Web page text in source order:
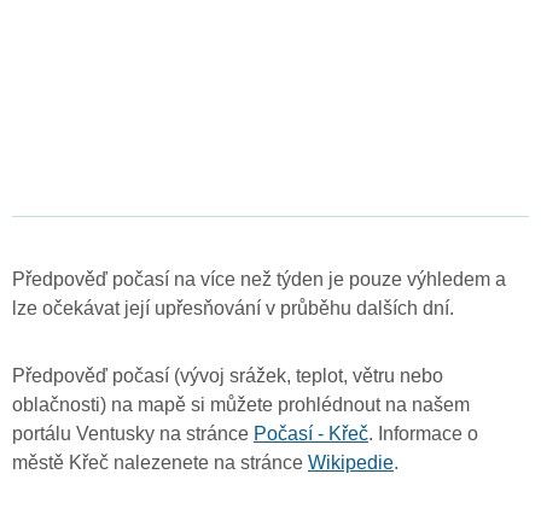
Předpověď počasí na více než týden je pouze výhledem a
lze očekávat její upřesňování v průběhu dalších dní.
Předpověď počasí (vývoj srážek, teplot, větru nebo
oblačnosti) na mapě si můžete prohlédnout na našem
portálu Ventusky na stránce Počasí - Křeč. Informace o
městě Křeč nalezenete na stránce Wikipedie.